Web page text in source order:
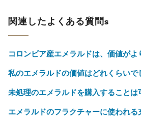
関連したよくある質問s
コロンビア産エメラルドは、価値がよ
私のエメラルドの価値はどれくらいで
未処理のエメラルドを購入することは
エメラルドのフラクチャーに使われる